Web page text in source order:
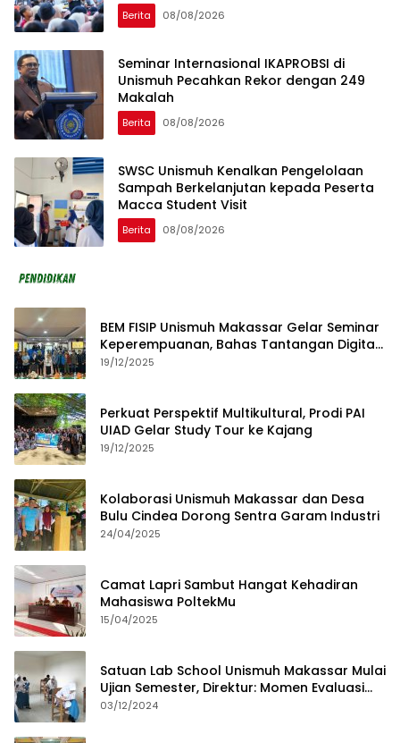
Berita 08/08/2026
Seminar Internasional IKAPROBSI di
Unismuh Pecahkan Rekor dengan 249
Makalah
Berita 08/08/2026
SWSC Unismuh Kenalkan Pengelolaan
Sampah Berkelanjutan kepada Peserta
Macca Student Visit
Berita 08/08/2026
BEM FISIP Unismuh Makassar Gelar Seminar
Keperempuanan, Bahas Tantangan Digital
dan Budaya Lokal
19/12/2025
Perkuat Perspektif Multikultural, Prodi PAI
UIAD Gelar Study Tour ke Kajang
19/12/2025
Kolaborasi Unismuh Makassar dan Desa
Bulu Cindea Dorong Sentra Garam Industri
24/04/2025
Camat Lapri Sambut Hangat Kehadiran
Mahasiswa PoltekMu
15/04/2025
Satuan Lab School Unismuh Makassar Mulai
Ujian Semester, Direktur: Momen Evaluasi
Proses Pembelajaran
03/12/2024